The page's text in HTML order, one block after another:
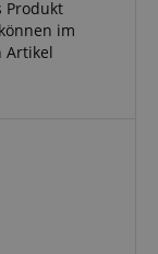
Produkt
im
Artikel